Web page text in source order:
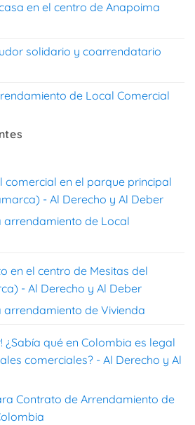
en el centro de Anapoima
solidario y coarrendatario
de Local Comercial
en el parque principal
- Al Derecho y Al Deber
de Local
en el centro de Mesitas del
- Al Derecho y Al Deber
de Vivienda
¿Sabía qué en Colombia es legal
comerciales? - Al Derecho y Al
Contrato de Arrendamiento de